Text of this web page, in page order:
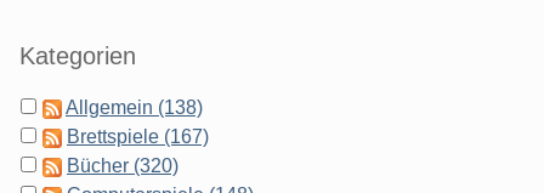
Kategorien
Allgemein (138)
Brettspiele (167)
Bücher (320)